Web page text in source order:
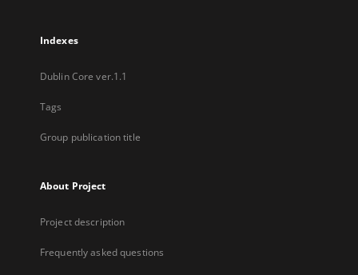
Indexes
Dublin Core ver.1.1
Tags
Group publication title
About Project
Project description
Frequently asked questions